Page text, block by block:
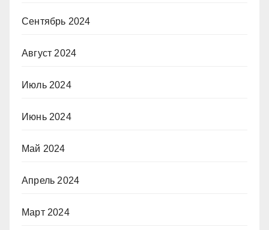
Сентябрь 2024
Август 2024
Июль 2024
Июнь 2024
Май 2024
Апрель 2024
Март 2024